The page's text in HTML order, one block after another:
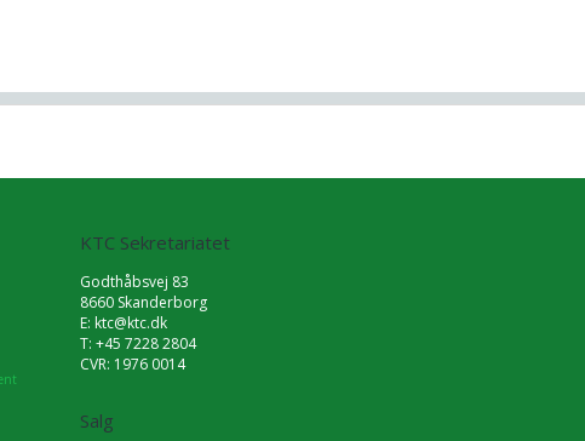
KTC Sekretariatet
Godthåbsvej 83
8660 Skanderborg
E: ktc@ktc.dk
T: +45 7228 2804
CVR: 1976 0014
Salg